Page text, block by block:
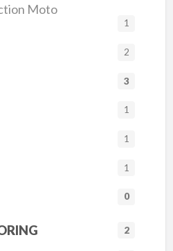
Moto
1
2
3
1
1
1
0
2